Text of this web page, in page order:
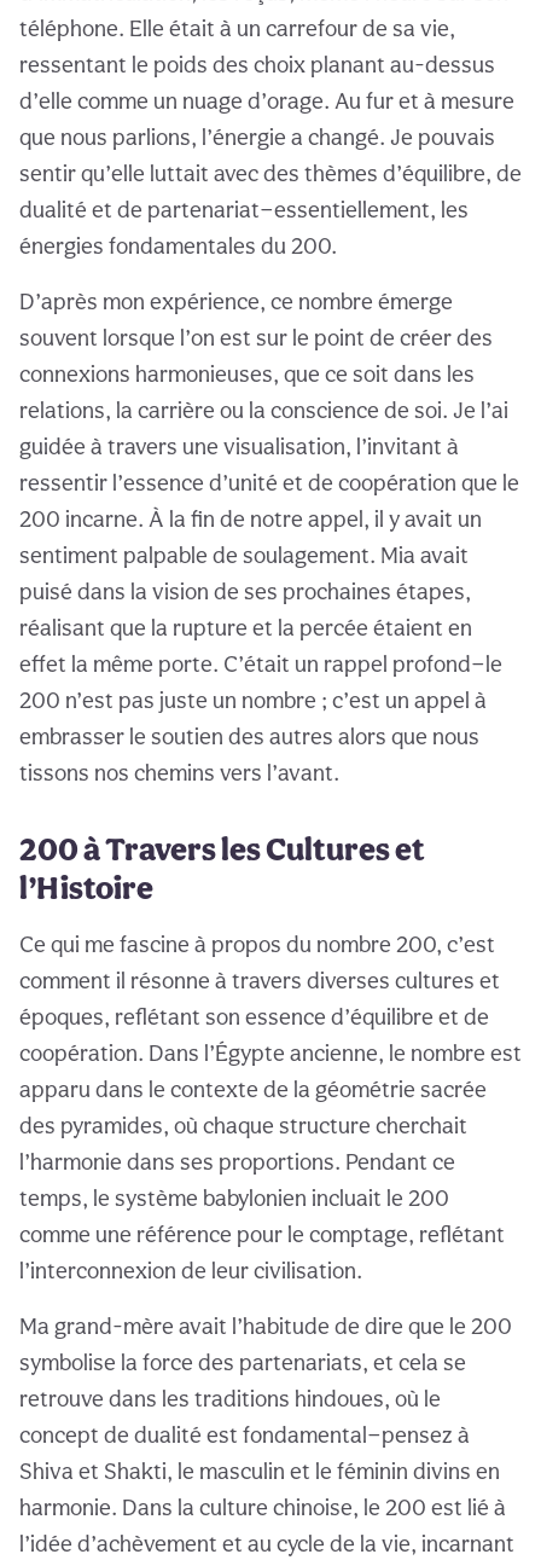
téléphone. Elle était à un carrefour de sa vie,
ressentant le poids des choix planant au-dessus
d’elle comme un nuage d’orage. Au fur et à mesure
que nous parlions, l’énergie a changé. Je pouvais
sentir qu’elle luttait avec des thèmes d’équilibre, de
dualité et de partenariat—essentiellement, les
énergies fondamentales du 200.
D’après mon expérience, ce nombre émerge
souvent lorsque l’on est sur le point de créer des
connexions harmonieuses, que ce soit dans les
relations, la carrière ou la conscience de soi. Je l’ai
guidée à travers une visualisation, l’invitant à
ressentir l’essence d’unité et de coopération que le
200 incarne. À la fin de notre appel, il y avait un
sentiment palpable de soulagement. Mia avait
puisé dans la vision de ses prochaines étapes,
réalisant que la rupture et la percée étaient en
effet la même porte. C’était un rappel profond—le
200 n’est pas juste un nombre ; c’est un appel à
embrasser le soutien des autres alors que nous
tissons nos chemins vers l’avant.
200 à Travers les Cultures et
l’Histoire
Ce qui me fascine à propos du nombre 200, c’est
comment il résonne à travers diverses cultures et
époques, reflétant son essence d’équilibre et de
coopération. Dans l’Égypte ancienne, le nombre est
apparu dans le contexte de la géométrie sacrée
des pyramides, où chaque structure cherchait
l’harmonie dans ses proportions. Pendant ce
temps, le système babylonien incluait le 200
comme une référence pour le comptage, reflétant
l’interconnexion de leur civilisation.
Ma grand-mère avait l’habitude de dire que le 200
symbolise la force des partenariats, et cela se
retrouve dans les traditions hindoues, où le
concept de dualité est fondamental—pensez à
Shiva et Shakti, le masculin et le féminin divins en
harmonie. Dans la culture chinoise, le 200 est lié à
l’idée d’achèvement et au cycle de la vie, incarnant